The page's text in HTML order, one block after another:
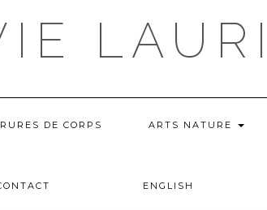
DE CORPS ARTS NATURE
ENGLISH